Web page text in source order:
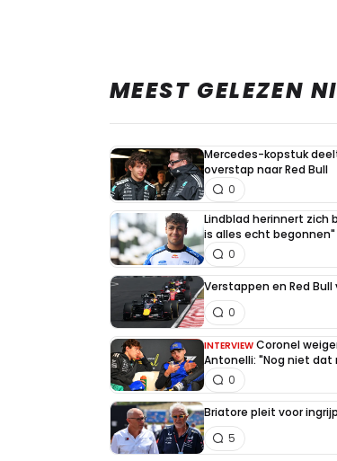
MEEST GELEZEN
Mercedes-kopstuk
overstap naar Red Bull
0
Lindblad herinnert zich
is alles echt begonnen"
0
Verstappen en Red
0
INTERVIEW Coronel
Antonelli: "Nog niet dat
0
Briatore pleit voor
5